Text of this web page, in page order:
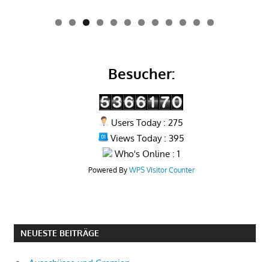
0 1 2
Besucher:
Users Today : 275
Views Today : 395
Who's Online : 1
Powered By WPS Visitor Counter
NEUESTE BEITRÄGE